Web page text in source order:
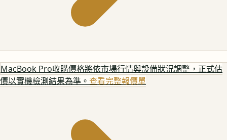
MacBook Pro收購價格將依市場行情與設備狀況調整，正式估
價以實機檢測結果為準。 查看完整報價單